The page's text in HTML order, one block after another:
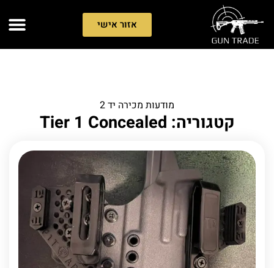
אזור אישי
מודעות מכירה יד 2
קטגוריה: Tier 1 Concealed